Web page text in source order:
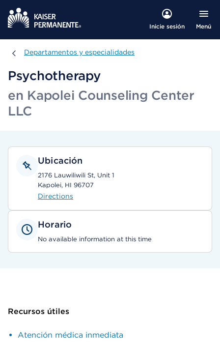
Inicie sesión Menú
Departamentos y especialidades
Departamentos y especialidades
Psychotherapy
en Kapolei Counseling Center
LLC
Ubicación
2176 Lauwiliwili St, Unit 1
Kapolei, HI 96707
Directions
Horario
No available information at this time
Recursos útiles
Atención médica inmediata